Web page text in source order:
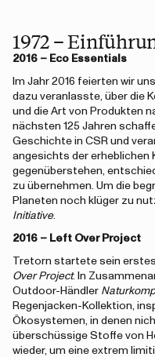
1972 –
2016 – Eco Essentials
Im Jahr 2016 feierten wir
dazu veranlasste, über die
und die Art von Produkten
nächsten 125 Jahren
Geschichte in CSR und
angesichts der erheblichen
gegenüberstehen,
zu übernehmen. Um die
Planeten noch klüger zu
Initiative.
2016 – Left Over Project
Tretorn startete sein erstes
Over Project. In
Outdoor-Händler
Regenjacken-Kollektion,
Ökosystemen, in denen
überschüssige Stoffe von
wieder, um eine extrem